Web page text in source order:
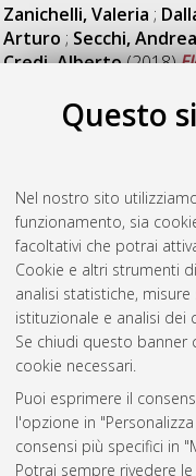
Questo
Nel nostro sito
funzionamento, sia
facoltativi che potrai
Cookie e altri strumenti
analisi statistiche,
istituzionale e analisi
Se chiudi questo banner
cookie necessari.
Puoi esprimere il
l'opzione in
consensi più specifici in
Potrai sempre rivedere
Zanichelli, Valeria ;
Arturo ; Secchi, Andrea
Credi, Alberto(2018)
Conformational
Symmetric
Macrocycle.Molecules,
La Rosa, Marcello;
Photochemical
components of
Photochemical &
Questa lista e'
Atom
AMS Acta
ISSN: